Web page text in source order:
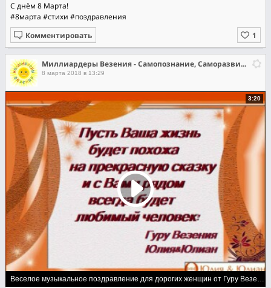
С днём 8 Марта!
#8марта #стихи #поздравления
Комментировать
Миллиардеры Везения - Самопознание, Саморазвитие, Самореализация
8 марта 2018 в 13:29
3:20